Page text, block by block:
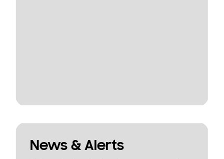
News & Alerts